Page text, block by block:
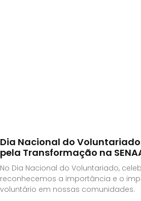
Dia Nacional do
pela Transformação na
No Dia Nacional do Voluntariado,
reconhecemos a importância e o
voluntário em nossas comunidades.